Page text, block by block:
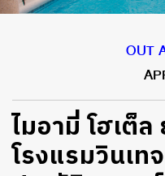
OUT
ไมอามี่ โฮเต็
โรงแรมวินเท